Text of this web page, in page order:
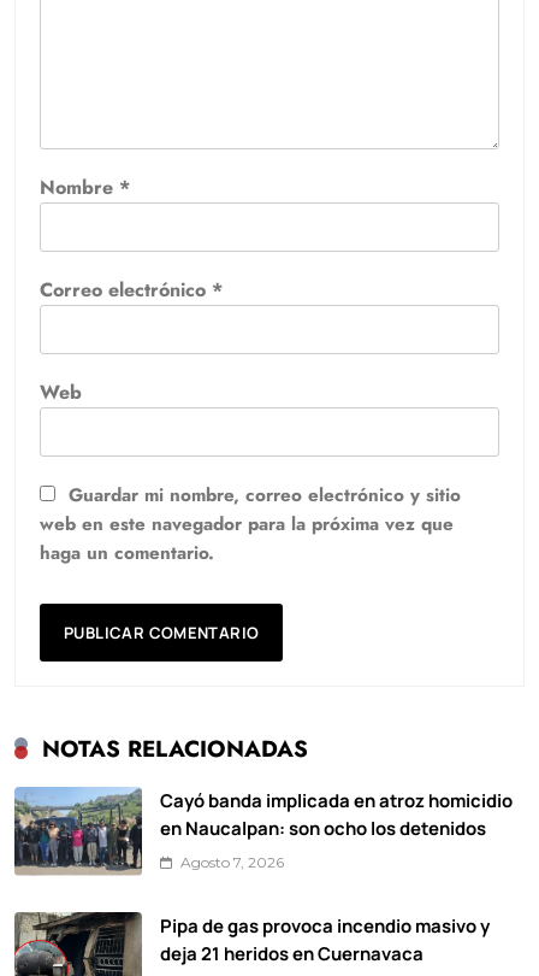
Nombre *
Correo electrónico *
Web
Guardar mi nombre, correo electrónico y sitio
web en este navegador para la próxima vez que
haga un comentario.
NOTAS RELACIONADAS
Cayó banda implicada en atroz homicidio
en Naucalpan: son ocho los detenidos
Agosto 7, 2026
Pipa de gas provoca incendio masivo y
deja 21 heridos en Cuernavaca